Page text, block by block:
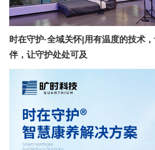
时在守护·全域关怀|用有温度的技术
伴，让守护处处可及